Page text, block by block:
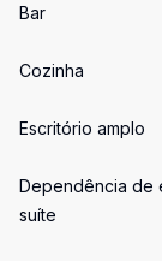
Bar
Cozinha
Escritório amplo
Dependência de
suíte